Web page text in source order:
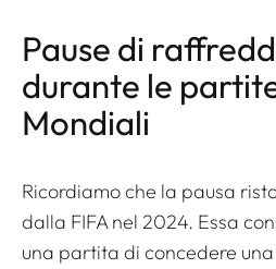
Pause di
durante le
Mondiali
Ricordiamo che la pausa
dalla FIFA nel 2024. Essa
una partita di concedere